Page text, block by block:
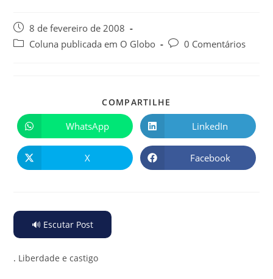
8 de fevereiro de 2008
Coluna publicada em O Globo
0 Comentários
COMPARTILHE
WhatsApp LinkedIn
X Facebook
🔊 Escutar Post
. Liberdade e castigo